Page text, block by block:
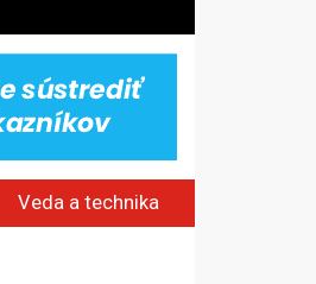
Veda a technika